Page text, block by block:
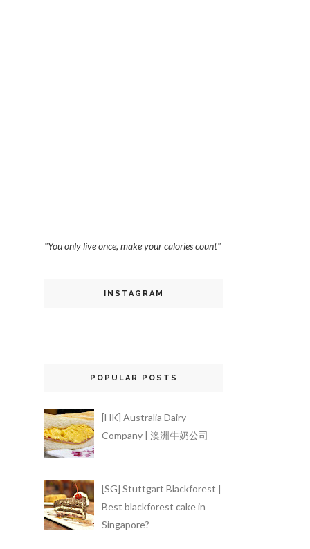
"You only live once, make your calories count"
INSTAGRAM
POPULAR POSTS
[HK] Australia Dairy
Company | 澳洲牛奶公司
[SG] Stuttgart Blackforest |
Best blackforest cake in
Singapore?